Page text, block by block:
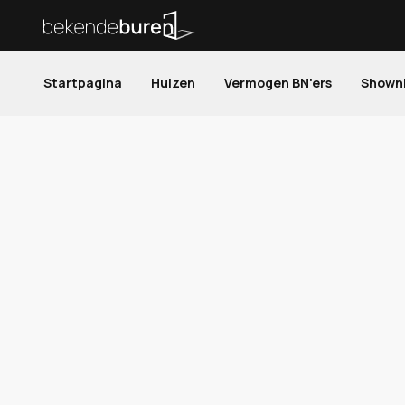
Startpagina Huizen Vermogen BN'ers